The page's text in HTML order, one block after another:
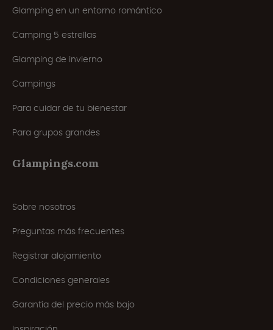
Glamping en un entorno romántico
Camping 5 estrellas
Glamping de invierno
Campings
Para cuidar de tu bienestar
Para grupos grandes
Glampings.com
Sobre nosotros
Preguntas más frecuentes
Registrar alojamiento
Condiciones generales
Garantía del precio más bajo